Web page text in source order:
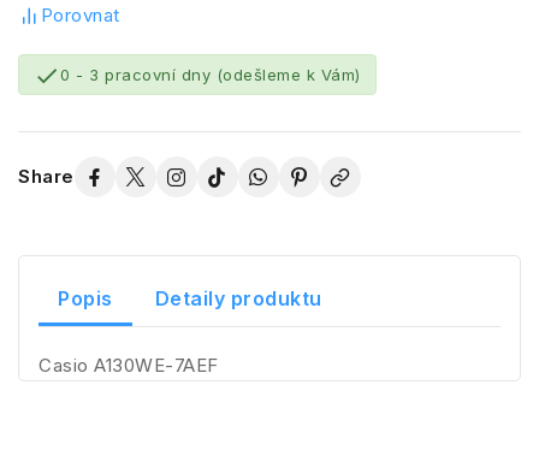
Porovnat
0 - 3 pracovní dny (odešleme k Vám)
Share
Popis Detaily produktu
Casio A130WE-7AEF